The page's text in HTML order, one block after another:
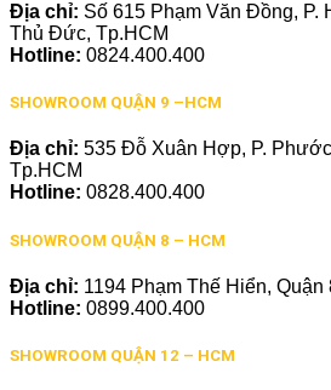
Địa chỉ: Số 615 Phạm Văn Đồng, P.
Thủ Đức, Tp.HCM
Hotline: 0824.400.400
SHOWROOM QUẬN 9 –HCM
Địa chỉ: 535 Đỗ Xuân Hợp, P.
Tp.HCM
Hotline: 0828.400.400
SHOWROOM QUẬN 8 – HCM
Địa chỉ: 1194 Phạm Thế Hiển, Quận
Hotline: 0899.400.400
SHOWROOM QUẬN 12 – HCM